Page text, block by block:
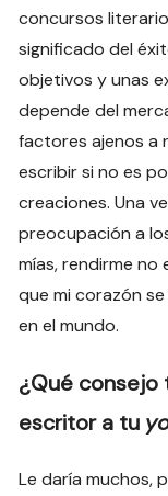
concursos
significado del
objetivos y unas
depende del
factores ajenos a
escribir si no es
creaciones. Una
preocupación a
mías, rendirme no
que mi corazón
en el mundo.
¿Qué consejo
escritor a tu
Le daría muchos,